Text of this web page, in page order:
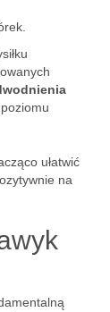
ułatwić
na